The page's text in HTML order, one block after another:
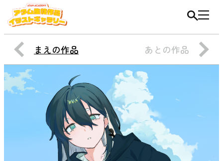
まえの作品 あとの作品